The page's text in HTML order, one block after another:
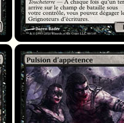
Pulsion d'appétence